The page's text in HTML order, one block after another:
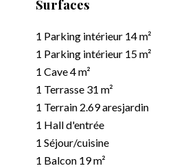
Surfaces
1 Parking intérieur 14 m²
1 Parking intérieur 15 m²
1 Cave4 m²
1 Terrasse 31 m²
1 Terrain 2.69 aresjardin
1 Hall d'entrée
1 Séjour/cuisine
1 Balcon 19 m²